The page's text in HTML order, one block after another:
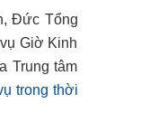
Đức Tổng
Giờ Kinh
Trung tâm
trong thời